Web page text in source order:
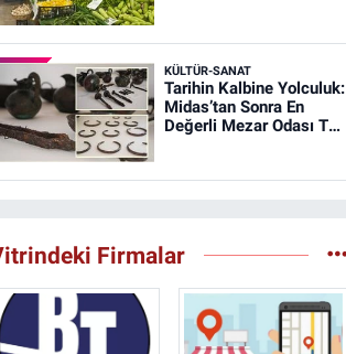
KÜLTÜR-SANAT
Tarihin Kalbine Yolculuk:
Midas’tan Sonra En
Değerli Mezar Odası T26
Firmalar